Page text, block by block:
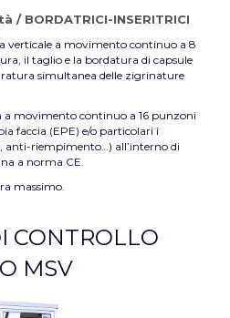
/ BORDATRICI-INSERITRICI
verticale a movimento continuo a 8
il taglio e la bordatura di capsule
simultanea delle zigrinature
a movimento continuo a 16 punzoni
faccia (EPE) e/o particolari i
anti-riempimento…) all’interno di
a norma CE.
massimo.
CONTROLLO
MSV